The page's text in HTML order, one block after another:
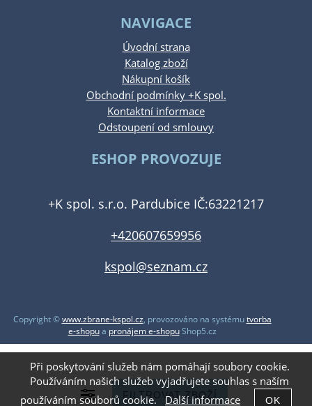
NAVIGACE
Úvodní strana
Katalog zboží
Nákupní košík
Obchodní podmínky +K spol.
Kontaktní informace
Odstoupení od smlouvy
ESHOP PROVOZUJE
+K spol. s.r.o. Pardubice IČ:63221217
+420607659956
kspol@seznam.cz
Copyright ©www.zbrane-kspol.cz, provozováno na systémutvorba
e-shopua pronájem e-shopuShop5.cz
Při poskytování služeb nám pomáhají soubory cookie.
Používáním našich služeb vyjadřujete souhlas s naším
používáním souborů cookie.Další informace